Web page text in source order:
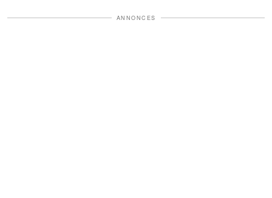
ANNONCES